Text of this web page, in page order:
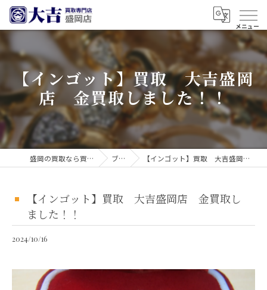
【インゴット】買取 大吉盛岡
店 金買取しました！！
盛岡の買取なら買取大吉 盛岡店 ブログ 【インゴット】買取 大吉盛岡店 金買取しました！！
【インゴット】買取 大吉盛岡店 金買取し
ました！！
2024/10/16